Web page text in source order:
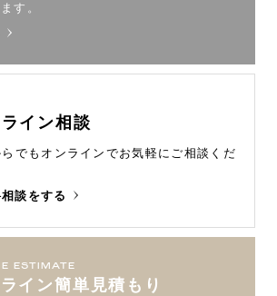
す。
イン相談
でもオンラインでお気軽にご相談くだ
談をする
ESTIMATE
イン簡単見積もり